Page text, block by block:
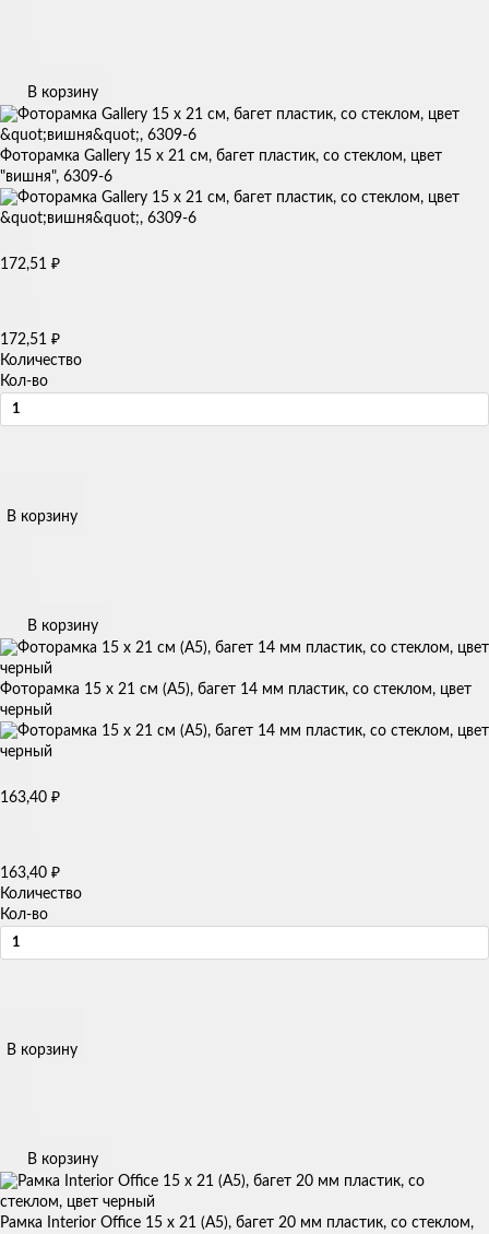
В корзину
Фоторамка Gallery 15 х 21 см, багет пластик, со стеклом, цвет
"вишня", 6309-6
172,51 ₽
172,51 ₽
Количество
Кол-во
В корзину
В корзину
Фоторамка 15 x 21 см (А5), багет 14 мм пластик, со стеклом, цвет
черный
163,40 ₽
163,40 ₽
Количество
Кол-во
В корзину
В корзину
Рамка Interior Office 15 x 21 (А5), багет 20 мм пластик, со стеклом,